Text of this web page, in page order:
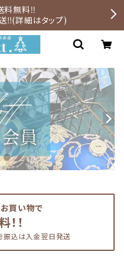
料無料‼︎
‼︎(詳細はタップ)
買い物で
！
込は入金翌日発送